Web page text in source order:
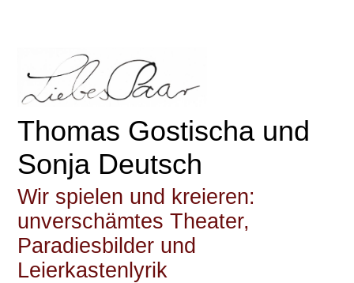
Thomas Gostischa und
Sonja Deutsch
Wir spielen und kreieren:
unverschämtes Theater,
Paradiesbilder und
Leierkastenlyrik